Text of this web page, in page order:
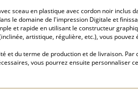
8000 Set
0,18 EUR
9000 Set
0,17 EUR
10000 Set
0,16 EUR
20000 Set
0,14 EUR
sceau en plastique avec cordon noir inclus
le domaine de l'impression Digitale et
et rapide en utilisant le constructeur
artistique, régulière, etc.), vous
et du terme de production et de livraison. Par
vous pourrez ensuite personnaliser